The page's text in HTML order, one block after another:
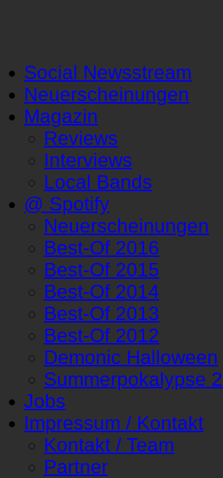
Social Newsstream
Neuerscheinungen
Magazin
Reviews
Interviews
Local Bands
@ Spotify
Neuerscheinungen
Best-Of 2016
Best-Of 2015
Best-Of 2014
Best-Of 2013
Best-Of 2012
Demonic Halloween
Summerpokalypse
Jobs
Impressum / Kontakt
Kontakt / Team
Partner